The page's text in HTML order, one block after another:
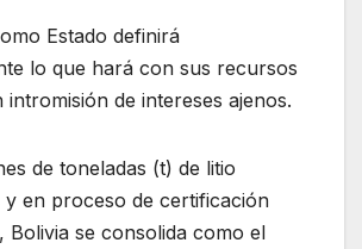
Estado definirá
lo que hará con sus recursos
intromisión de intereses ajenos.
de toneladas (t) de litio
y en proceso de certificación
Bolivia se consolida como el